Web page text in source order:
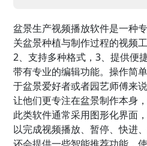
盆景生产视频播放软件是一种
关盆景种植与制作过程的视频工
2、支持多种格式，3、提供便
带有专业的编辑功能。操作简
于盆景爱好者或者园艺师傅来
让他们更专注在盆景制作本身
此类软件通常采用图形化界面
以完成视频播放、暂停、快进